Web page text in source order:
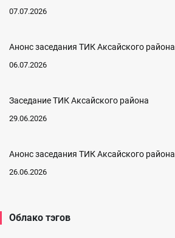
07.07.2026
Анонс заседания ТИК Аксайского района
06.07.2026
Заседание ТИК Аксайского района
29.06.2026
Анонс заседания ТИК Аксайского района
26.06.2026
Облако тэгов